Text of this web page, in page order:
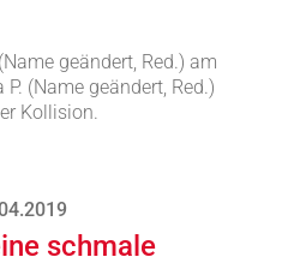
geändert, Red.) am
(Name geändert, Red.)
Kollision.
schmale